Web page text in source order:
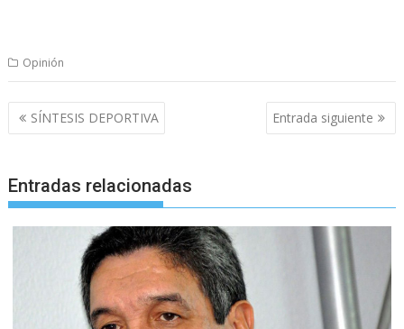
Opinión
Navegación
de
SÍNTESIS DEPORTIVA Entrada siguiente
Entradas relacionadas